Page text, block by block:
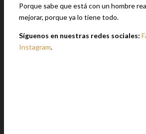
Porque sabe que está con un hombre
mejorar, porque ya lo tiene todo.
Síguenos en nuestras redes sociales:
Instagram.